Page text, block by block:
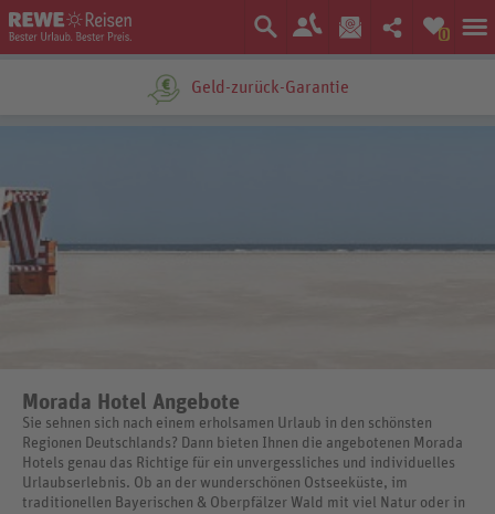
0
Geld-zurück-Garantie
Morada Hotel Angebote
Sie sehnen sich nach einem erholsamen Urlaub in den schönsten
Regionen Deutschlands? Dann bieten Ihnen die angebotenen Morada
Hotels genau das Richtige für ein unvergessliches und individuelles
Urlaubserlebnis. Ob an der wunderschönen Ostseeküste, im
traditionellen Bayerischen & Oberpfälzer Wald mit viel Natur oder in